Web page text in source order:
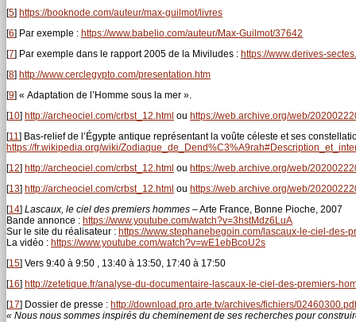
[5] https://booknode.com/auteur/max-guilmot/livres
[6] Par exemple : https://www.babelio.com/auteur/Max-Guilmot/37642
[7] Par exemple dans le rapport 2005 de la Miviludes : https://www.derives-
[8] http://www.cerclegypto.com/presentation.htm
[9] « Adaptation de l’Homme sous la mer ».
[10] http://archeociel.com/crbst_12.html ou https://web.archive.org/web/
[11 ] Bas-relief de l’Égypte antique représentant la voûte céleste et ses
https://fr.wikipedia.org/wiki/
[12] http://archeociel.com/crbst_12.html ou https://web.archive.org/web/
[13] http://archeociel.com/crbst_12.html ou https://web.archive.org/web/
[14] Lascaux, le ciel des premiers hommes – Arte France, Bonne Pioche, 2007
Bande annonce : https://www.youtube.com/watch?v=3hstMdz6LuA
Sur le site du réalisateur : https://www.stephanebegoin.com/lascaux-le-ciel-des-
La vidéo : https://www.youtube.com/watch?v=wE1ebBcoU2s
[15] Vers 9:40 à 9:50 , 13:40 à 13:50, 17:40 à 17:50
[16] http://zetetique.fr/analyse-du-documentaire-lascaux-le-ciel-des-premiers-
[17] Dossier de presse : http://download.pro.arte.tv/archives/fichiers/02460300.pdf
« Nous nous sommes inspirés du cheminement de ses recherches pour